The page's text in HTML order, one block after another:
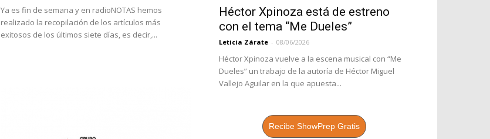
Ya es fin de semana y en radioNOTAS hemos
realizado la recopilación de los artículos más
exitosos de los últimos siete días, es decir,...
Héctor Xpinoza está de estreno
con el tema “Me Dueles”
Leticia Zárate - 08/06/2026
Héctor Xpinoza vuelve a la escena musical con “Me
Dueles” un trabajo de la autoría de Héctor Miguel
Vallejo Aguilar en la que apuesta...
Recibe ShowPrep Gratis